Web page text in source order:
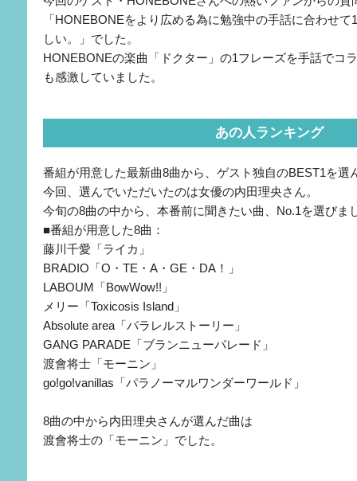
「HONEBONEをより広める為に勉強中の手話に合わせ
しい。」でした。
HONEBONEの楽曲「ドクター」の1フレーズを手話でコ
も感激していました。
あの人ランキング
番組が用意した最新曲8曲から、ゲスト独自のBEST1を選
今回、選んでいただいたのは女優の内田理央さん。
今旬の8曲の中から、本番前に聞きたい曲、No.1を選びま
■番組が用意した8曲：
藤川千愛「ライカ」
BRADIO「O・TE・A・GE・DA！」
LABOUM「BowWow!!」
メリー「Toxicosis Island」
Absolute area「パラレルストーリー」
GANG PARADE「ブランニューパレード」
渡會将士「モーニン」
go!go!vanillas「パラノーマルワンダーワールド」
8曲の中から内田理央さんが選んだ曲は
渡會将士の「モーニン」でした。